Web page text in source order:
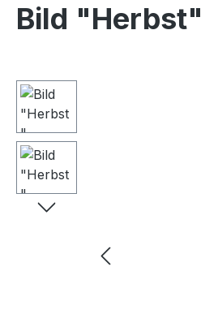
Bild "Herbst"
Bildergalerie überspringen